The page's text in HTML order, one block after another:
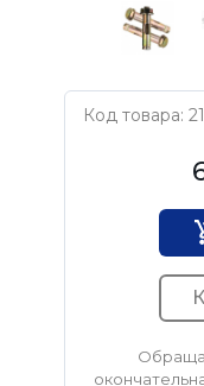
Код товара:
Нет бренда